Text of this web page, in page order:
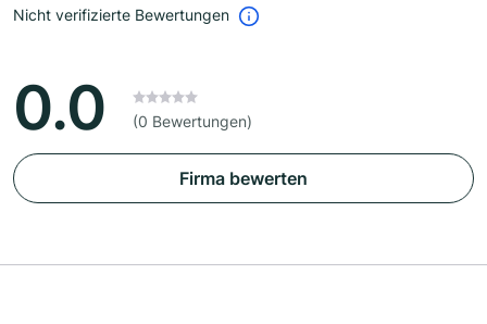
Nicht verifizierte Bewertungen
0.0 (0 Bewertungen)
Firma bewerten